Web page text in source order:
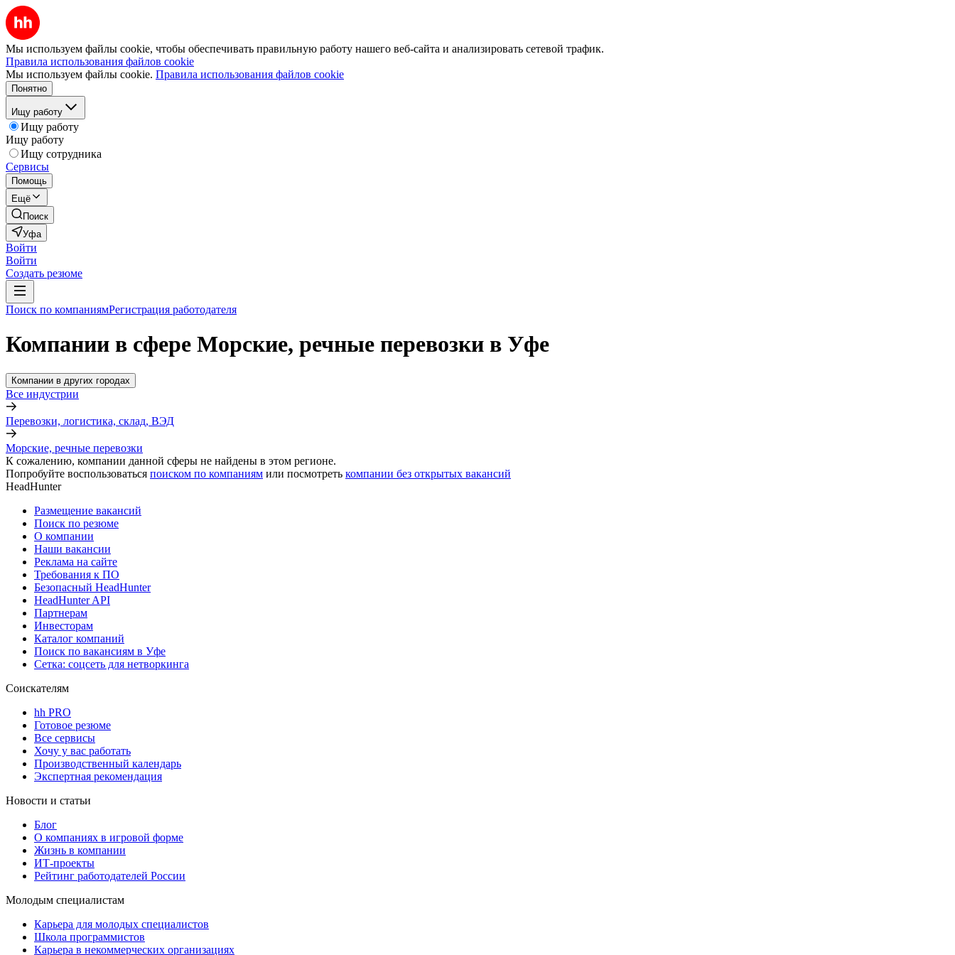
Мы используем файлы cookie, чтобы обеспечивать правильную работу нашего веб-сайта и анализировать сетевой трафик.
Правила использования файлов cookie
Мы используем файлы cookie. Правила использования файлов cookie
Понятно
Ищу работу
Ищу работу
Ищу работу
Ищу сотрудника
Сервисы
Помощь
Ещё
Поиск
Уфа
Войти
Войти
Создать резюме
Поиск по компаниямРегистрация работодателя
Компании в сфере Морские, речные перевозки в Уфе
Компании в других городах
Все индустрии
Перевозки, логистика, склад, ВЭД
Морские, речные перевозки
К сожалению, компании данной сферы не найдены в этом регионе.
Попробуйте воспользоваться поиском по компаниям или посмотреть компании без открытых вакансий
HeadHunter
Размещение вакансий
Поиск по резюме
О компании
Наши вакансии
Реклама на сайте
Требования к ПО
Безопасный HeadHunter
HeadHunter API
Партнерам
Инвесторам
Каталог компаний
Поиск по вакансиям в Уфе
Сетка: соцсеть для нетворкинга
Соискателям
hh PRO
Готовое резюме
Все сервисы
Хочу у вас работать
Производственный календарь
Экспертная рекомендация
Новости и статьи
Блог
О компаниях в игровой форме
Жизнь в компании
ИТ-проекты
Рейтинг работодателей России
Молодым специалистам
Карьера для молодых специалистов
Школа программистов
Карьера в некоммерческих организациях